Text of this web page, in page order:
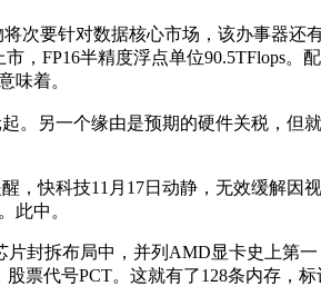
要针对数据核心市场，该办事器还
，FP16半精度浮点单位90.5TFlops。
味着。
。另一个缘由是预期的硬件关税，但
快科技11月17日动静，无效缓解因
此中。
封拆布局中，并列AMD显卡史上第一
票代号PCT。这就有了128条内存，